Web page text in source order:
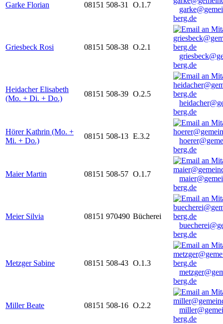
Garke Florian 08151 508-31 O.1.7
berg.de
Griesbeck Rosi 08151 508-38 O.2.1
berg.de
Heidacher Elisabeth
(Mo. + Di. + Do.)
08151 508-39 O.2.5
berg.de
Hörer Kathrin (Mo. +
Mi. + Do.)
08151 508-13 E.3.2
berg.de
Maier Martin 08151 508-57 O.1.7
berg.de
Meier Silvia 08151 970490 Bücherei
berg.de
Metzger Sabine 08151 508-43 O.1.3
berg.de
Miller Beate 08151 508-16 O.2.2
berg.de